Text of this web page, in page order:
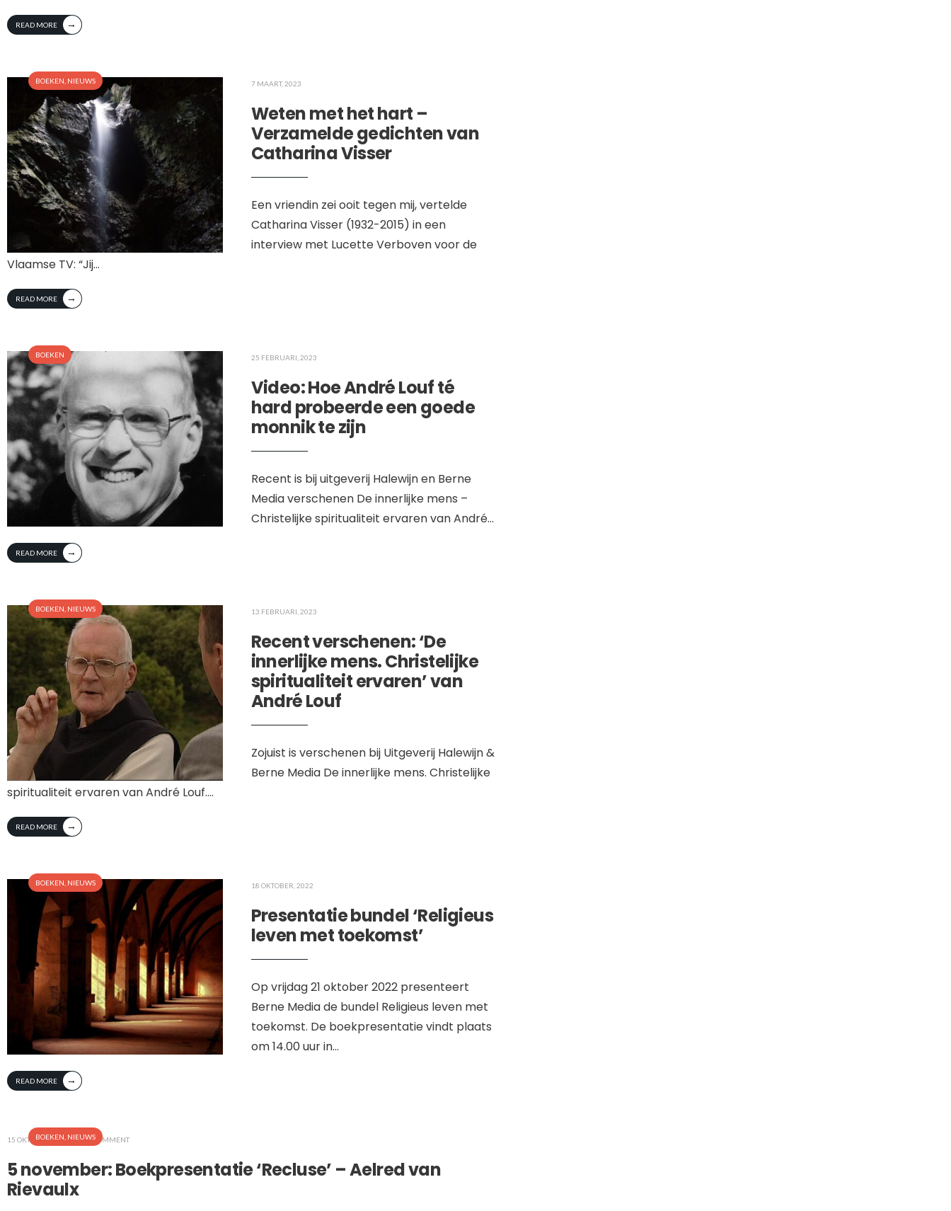
READ MORE →
BOEKEN NIEUWS 7 MAART, 2023
Weten met het hart –
Verzamelde gedichten van
Catharina Visser
Een vriendin zei ooit tegen mij, vertelde
Catharina Visser (1932-2015) in een
interview met Lucette Verboven voor de
Vlaamse TV: “Jij...
READ MORE →
BOEKEN 25 FEBRUARI, 2023
Video: Hoe André Louf té
hard probeerde een goede
monnik te zijn
Recent is bij uitgeverij Halewijn en Berne
Media verschenen De innerlijke mens –
Christelijke spiritualiteit ervaren van André...
READ MORE →
BOEKEN NIEUWS 13 FEBRUARI, 2023
Recent verschenen: ‘De
innerlijke mens. Christelijke
spiritualiteit ervaren’ van
André Louf
Zojuist is verschenen bij Uitgeverij Halewijn &
Berne Media De innerlijke mens. Christelijke
spiritualiteit ervaren van André Louf....
READ MORE →
BOEKEN NIEUWS 18 OKTOBER, 2022
Presentatie bundel ‘Religieus
leven met toekomst’
Op vrijdag 21 oktober 2022 presenteert
Berne Media de bundel Religieus leven met
toekomst. De boekpresentatie vindt plaats
om 14.00 uur in...
READ MORE →
BOEKEN NIEUWS
15 OKTOBER, 2022• ONE COMMENT
5 november: Boekpresentatie ‘Recluse’ – Aelred van
Rievaulx